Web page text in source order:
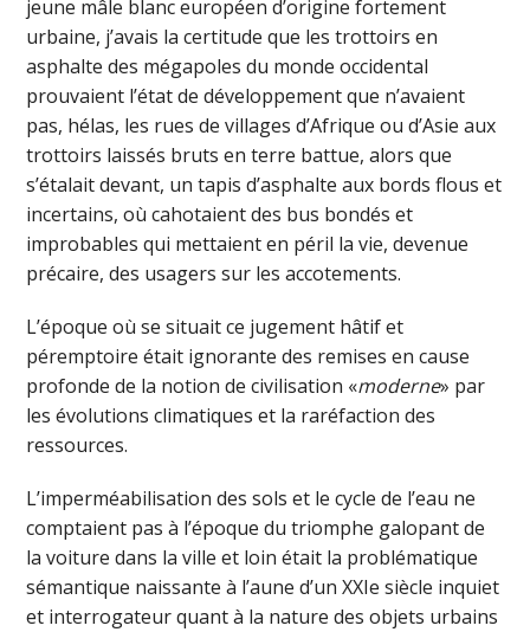
jeune mâle blanc européen d’origine fortement
urbaine, j’avais la certitude que les trottoirs en
asphalte des mégapoles du monde occidental
prouvaient l’état de développement que n’avaient
pas, hélas, les rues de villages d’Afrique ou d’Asie aux
trottoirs laissés bruts en terre battue, alors que
s’étalait devant, un tapis d’asphalte aux bords flous et
incertains, où cahotaient des bus bondés et
improbables qui mettaient en péril la vie, devenue
précaire, des usagers sur les accotements.
L’époque où se situait ce jugement hâtif et
péremptoire était ignorante des remises en cause
profonde de la notion de civilisation «moderne» par
les évolutions climatiques et la raréfaction des
ressources.
L’imperméabilisation des sols et le cycle de l’eau ne
comptaient pas à l’époque du triomphe galopant de
la voiture dans la ville et loin était la problématique
sémantique naissante à l’aune d’un XXIe siècle inquiet
et interrogateur quant à la nature des objets urbains